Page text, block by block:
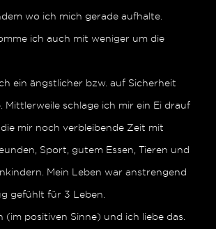
wo ich mich gerade aufhalte.
ich auch mit weniger um die
ein ängstlicher bzw. auf Sicherheit
Mittlerweile schlage ich mir ein Ei drauf
mir noch verbleibende Zeit mit
Sport, gutem Essen, Tieren und
Mein Leben war anstrengend
gefühlt für 3 Leben.
(im positiven Sinne) und ich liebe das.